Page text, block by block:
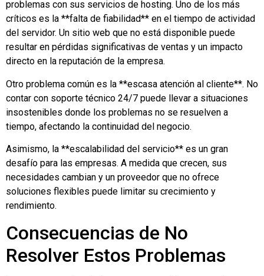
problemas con sus servicios de hosting. Uno de los más
críticos es la **falta de fiabilidad** en el tiempo de actividad
del servidor. Un sitio web que no está disponible puede
resultar en pérdidas significativas de ventas y un impacto
directo en la reputación de la empresa.
Otro problema común es la **escasa atención al cliente**. No
contar con soporte técnico 24/7 puede llevar a situaciones
insostenibles donde los problemas no se resuelven a
tiempo, afectando la continuidad del negocio.
Asimismo, la **escalabilidad del servicio** es un gran
desafío para las empresas. A medida que crecen, sus
necesidades cambian y un proveedor que no ofrece
soluciones flexibles puede limitar su crecimiento y
rendimiento.
Consecuencias de No
Resolver Estos Problemas